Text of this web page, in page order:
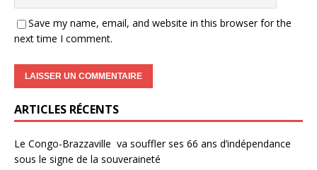
Save my name, email, and website in this browser for the
next time I comment.
ARTICLES RÉCENTS
Le Congo-Brazzaville va souffler ses 66 ans d’indépendance
sous le signe de la souveraineté